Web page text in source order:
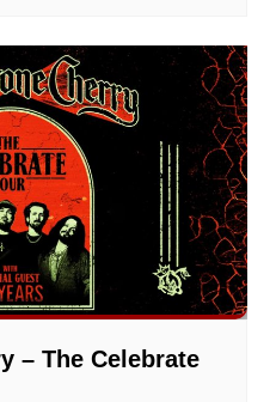
– The Celebrate